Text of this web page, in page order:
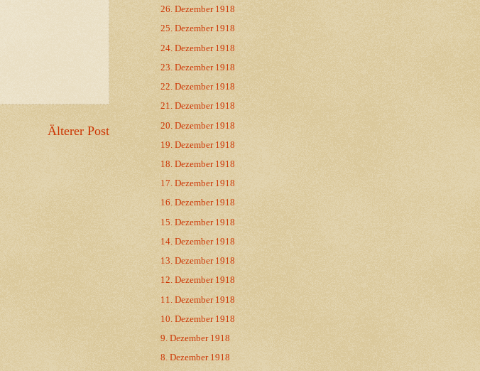
Älterer Post
26. Dezember 1918
25. Dezember 1918
24. Dezember 1918
23. Dezember 1918
22. Dezember 1918
21. Dezember 1918
20. Dezember 1918
19. Dezember 1918
18. Dezember 1918
17. Dezember 1918
16. Dezember 1918
15. Dezember 1918
14. Dezember 1918
13. Dezember 1918
12. Dezember 1918
11. Dezember 1918
10. Dezember 1918
9. Dezember 1918
8. Dezember 1918